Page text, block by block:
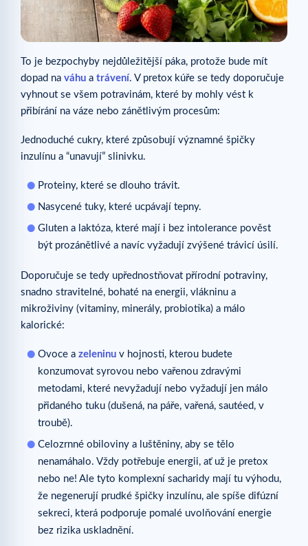
To je bezpochyby nejdůležitější páka, protože bude mít
dopad na váhu a trávení. V pretox kúře se tedy doporučuje
vyhnout se všem potravinám, které by mohly vést k
přibírání na váze nebo zánětlivým procesům:
Jednoduché cukry, které způsobují významné špičky
inzulínu a “unavují” slinivku.
Proteiny, které se dlouho trávit.
Nasycené tuky, které ucpávají tepny.
Gluten a laktóza, které mají i bez intolerance pověst
být prozánětlivé a navíc vyžadují zvýšené trávicí úsilí.
Doporučuje se tedy upřednostňovat přírodní potraviny,
snadno stravitelné, bohaté na energii, vlákninu a
mikroživiny (vitaminy, minerály, probiotika) a málo
kalorické:
Ovoce a zeleninu v hojnosti, kterou budete
konzumovat syrovou nebo vařenou zdravými
metodami, které nevyžadují nebo vyžadují jen málo
přidaného tuku (dušená, na páře, vařená, sautéed, v
troubě).
Celozrnné obiloviny a luštěniny, aby se tělo
nenamáhalo. Vždy potřebuje energii, ať už je pretox
nebo ne! Ale tyto komplexní sacharidy mají tu výhodu,
že negenerují prudké špičky inzulínu, ale spíše difúzní
sekreci, která podporuje pomalé uvolňování energie
bez rizika uskladnění.